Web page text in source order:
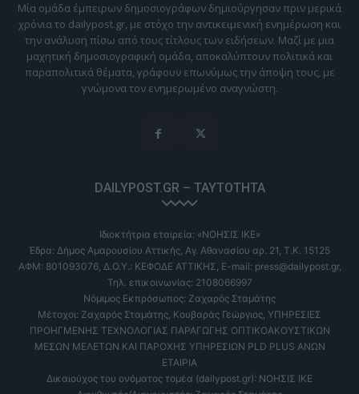
Μία ομάδα έμπειρων δημοσιογράφων δημιούργησαν πριν μερικά
χρόνια το dailypost.gr, με στόχο την αντικειμενική ενημέρωση και
την ανάλυση πίσω από τους τίτλους των ειδήσεων. Μαζί με μια
μαχητική δημοσιογραφική ομάδα, αποκαλύπτουν πολιτικά και
παραπολιτικά θέματα, γράφουν επωνύμως την άποψη τους, με
γνώμονα τον ενημερωμένο αναγνώστη.
DAILYPOST.GR – ΤΑΥΤΌΤΗΤΑ
Ιδιοκτήτρια εταιρεία: «ΝΟΗΣΙΣ ΙΚΕ»
Έδρα: Δήμος Αμαρουσίου Αττικής, Αγ. Αθανασίου αρ. 21, Τ.Κ. 15125
ΑΦΜ: 801093076, Δ.Ο.Υ.: ΚΕΦΟΔΕ ΑΤΤΙΚΗΣ, E-mail: press@dailypost.gr,
Τηλ. επικοινωνίας: 2108066997
Νόμιμος Εκπρόσωπος: Ζαχαρός Σταμάτης
Μέτοχοι: Ζαχαρός Σταμάτης, Κουβαράς Γεώργιος, ΥΠΗΡΕΣΙΕΣ
ΠΡΟΗΓΜΕΝΗΣ ΤΕΧΝΟΛΟΓΙΑΣ ΠΑΡΑΓΩΓΗΣ ΟΠΤΙΚΟΑΚΟΥΣΤΙΚΩΝ
ΜΕΣΩΝ ΜΕΛΕΤΩΝ ΚΑΙ ΠΑΡΟΧΗΣ ΥΠΗΡΕΣΙΩΝ PLD PLUS ΑΝΩΝ
ΕΤΑΙΡΙΑ
Δικαιούχος του ονόματος τομέα (dailypost.gr): ΝΟΗΣΙΣ ΙΚΕ